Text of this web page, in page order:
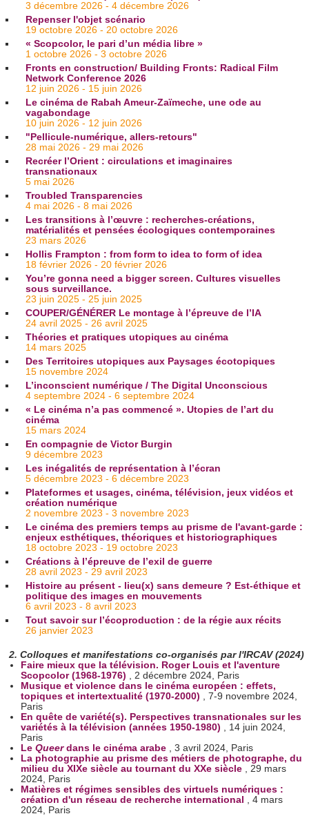
3 décembre 2026 - 4 décembre 2026
Repenser l'objet scénario
19 octobre 2026 - 20 octobre 2026
« Scopcolor, le pari d’un média libre »
1 octobre 2026 - 3 octobre 2026
Fronts en construction/ Building Fronts: Radical Film
Network Conference 2026
12 juin 2026 - 15 juin 2026
Le cinéma de Rabah Ameur-Zaïmeche, une ode au
vagabondage
10 juin 2026 - 12 juin 2026
"Pellicule-numérique, allers-retours"
28 mai 2026 - 29 mai 2026
Recréer l’Orient : circulations et imaginaires
transnationaux
5 mai 2026
Troubled Transparencies
4 mai 2026 - 8 mai 2026
Les transitions à l’œuvre : recherches-créations,
matérialités et pensées écologiques contemporaines
23 mars 2026
Hollis Frampton : from form to idea to form of idea
18 février 2026 - 20 février 2026
You’re gonna need a bigger screen. Cultures visuelles
sous surveillance.
23 juin 2025 - 25 juin 2025
COUPER/GÉNÉRER Le montage à l’épreuve de l’IA
24 avril 2025 - 26 avril 2025
Théories et pratiques utopiques au cinéma
14 mars 2025
Des Territoires utopiques aux Paysages écotopiques
15 novembre 2024
L’inconscient numérique / The Digital Unconscious
4 septembre 2024 - 6 septembre 2024
« Le cinéma n’a pas commencé ». Utopies de l’art du
cinéma
15 mars 2024
En compagnie de Victor Burgin
9 décembre 2023
Les inégalités de représentation à l’écran
5 décembre 2023 - 6 décembre 2023
Plateformes et usages, cinéma, télévision, jeux vidéos et
création numérique
2 novembre 2023 - 3 novembre 2023
Le cinéma des premiers temps au prisme de l'avant-garde :
enjeux esthétiques, théoriques et historiographiques
18 octobre 2023 - 19 octobre 2023
Créations à l’épreuve de l’exil de guerre
28 avril 2023 - 29 avril 2023
Histoire au présent - lieu(x) sans demeure ? Est-éthique et
politique des images en mouvements
6 avril 2023 - 8 avril 2023
Tout savoir sur l’écoproduction : de la régie aux récits
26 janvier 2023
2. Colloques et manifestations co-organisés par l'IRCAV (2024)
Faire mieux que la télévision. Roger Louis et l'aventure
Scopcolor (1968-1976) , 2 décembre 2024, Paris
Musique et violence dans le cinéma européen : effets,
topiques et intertextualité (1970-2000) , 7-9 novembre 2024,
Paris
En quête de variété(s). Perspectives transnationales sur les
variétés à la télévision (années 1950-1980) , 14 juin 2024,
Paris
Le Queerdans le cinéma arabe , 3 avril 2024, Paris
La photographie au prisme des métiers de photographe, du
milieu du XIXe siècle au tournant du XXe siècle , 29 mars
2024, Paris
Matières et régimes sensibles des virtuels numériques :
création d'un réseau de recherche international , 4 mars
2024, Paris